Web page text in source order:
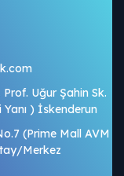
Uğur Şahin Sk.
) İskenderun
(Prime Mall AVM
Merkez